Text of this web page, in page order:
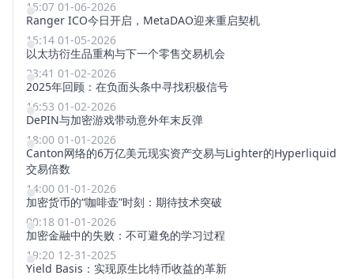
15:07 01-06-2026
Ranger ICO今日开启，MetaDAO迎来重启契机
15:14 01-05-2026
以太坊衍生品重构与下一个零售交易机会
23:41 01-02-2026
2025年回顾：在负面头条中寻找积极信号
16:53 01-02-2026
DePIN与加密游戏带动意外年末反弹
18:00 01-01-2026
Canton网络的6万亿美元现实资产交易与Lighter的Hyperliquid
交易倍数
14:00 01-01-2026
加密货币的“咖啡壶”时刻：期待技术突破
00:18 01-01-2026
加密金融中的失败：不可避免的学习过程
19:20 12-31-2025
Yield Basis：实现原生比特币收益的革新